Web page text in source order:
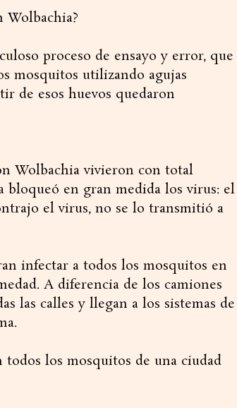
Wolbachia?
proceso de ensayo y error, que
mosquitos utilizando agujas
de esos huevos quedaron
Wolbachia vivieron con total
bloqueó en gran medida los virus: el
el virus, no se lo transmitió a
infectar a todos los mosquitos en
A diferencia de los camiones
las calles y llegan a los sistemas de
los mosquitos de una ciudad